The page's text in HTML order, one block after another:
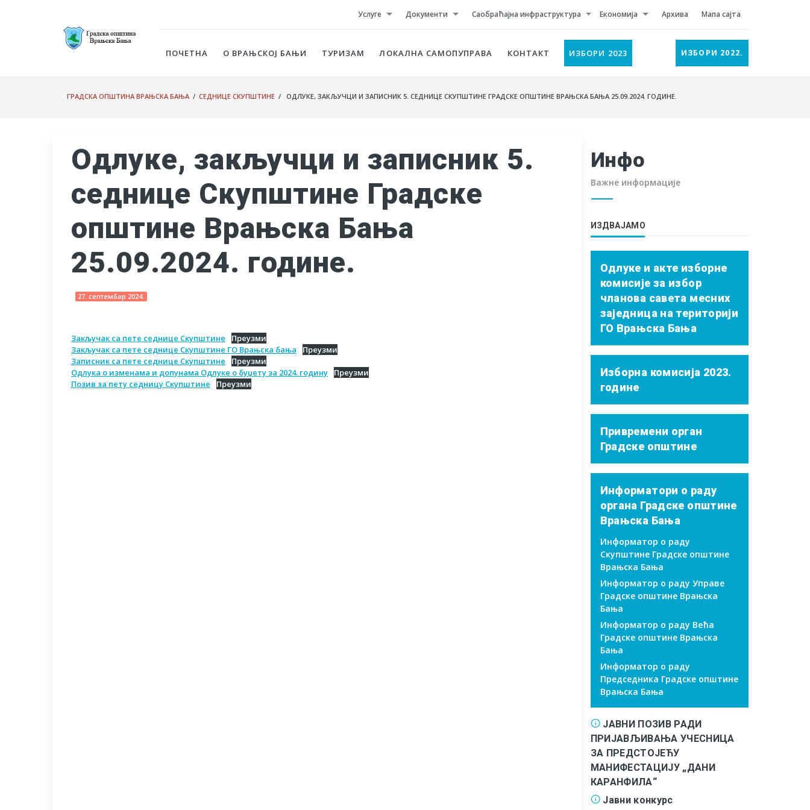
Услуге Документи Саобраћајна инфраструктура Економија Архива Мапа сајта
ПОЧЕТНА О ВРАЊСКОЈ БАЊИ ТУРИЗАМ ЛОКАЛНА САМОПУПРАВА КОНТАКТ ИЗБОРИ 2023 ИЗБОРИ 2022.
ГРАДСКА ОПШТИНА ВРАЊСКА БАЊА / СЕДНИЦЕ СКУПШТИНЕ / ОДЛУКЕ, ЗАКЉУЧЦИ И ЗАПИСНИК 5. СЕДНИЦЕ СКУПШТИНЕ ГРАДСКЕ ОПШТИНЕ ВРАЊСКА БАЊА 25.09.2024. ГОДИНЕ.
Одлуке, закључци и записник 5.
седнице Скупштине Градске
општине Врањска Бања
25.09.2024. године.
27. септембар 2024.
Закључак са пете седнице Скупштине
Преузми
Закључак са пете седнице Скупштине ГО Врањска бања
Преузми
Записник са пете седнице Скупштине
Преузми
Одлука о изменама и допунама Одлуке о буџету за 2024. годину
Преузми
Позив за пету седницу Скупштине
Преузми
Инфо
Важне информације
ИЗДВАЈАМО
Одлуке и акте изборне
комисије за избор
чланова савета месних
заједница на територији
ГО Врањска Бања
Изборна комисија 2023.
године
Привремени орган
Градске општине
Информатори о раду
органа Градске општине
Врањска Бања
Информатор о раду
Скупштине Градске општине
Врањска Бања
Информатор о раду Управе
Градске општине Врањска
Бања
Информатор о раду Већа
Градске општине Врањска
Бања
Информатор о раду
Председника Градске општине
Врањска Бања
ЈАВНИ ПОЗИВ РАДИ
ПРИЈАВЉИВАЊА УЧЕСНИЦА
ЗА ПРЕДСТОЈЕЋУ
МАНИФЕСТАЦИЈУ „ДАНИ
КАРАНФИЛА“
Јавни конкурс